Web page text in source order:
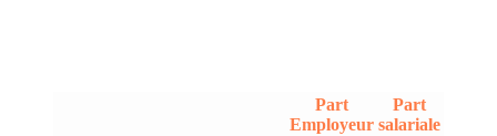
Part
Employeur
Part
salariale